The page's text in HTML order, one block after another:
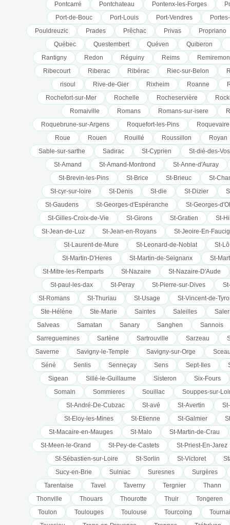
Pontcarré
Pontchateau Pontenx-les-Forges
Port-de-Bouc
Port-Louis Port-Vendres
Pouldreuzic
Prades Prêchac Privas
Propriano
Québec
Questembert Quéven
Quiberon
Rantigny
Redon Réguiny Reims
Ribecourt
Riberac Ribérac Riec-sur-Belon
risoul
Rive-de-Gier Rixheim Roanne
Rochefort-sur-Mer
Rochelle Rocheservière
Romaiville
Romans Romans-sur-isere
Roquebrune-sur-Argens
Roquefort-les-Pins
Roquevaire
Roue
Rouen Rouillé Roussillon
Royan
Sable-sur-sarthe
Sadirac St-Cyprien
St-dié-des-
St-Amand
St-Amand-Montrond
St-Anne-d'Auray
St-Brevin-les-Pins
St-Brice St-Brieuc
St-
St-cyr-sur-loire
St-Denis St-die St-Dizier
St-Gaudens
St-Georges-d'Espéranche
St-Georges-
St-Gilles-Croix-de-Vie
St-Girons St-Gratien
St-
St-Jean-de-Luz
St-Jean-en-Royans
St-Jeoire-En-
St-Laurent-de-Mure
St-Leonard-de-Noblat
St-Lô
St-Martin-D'Heres
St-Martin-de-Seignanx
St-
St-Mitre-les-Remparts
St-Nazaire
St-Nazaire-D'Aude
St-paul-les-dax
St-Peray St-Pierre-sur-Dives
St-Romans
St-Thuriau St-Usage
St-Vincent-de-
Ste-Hélène
Ste-Marie Saintes Saleilles
Salveas
Samatan Sanary Sanghen
Sannois
Sarreguemines
Sartène Sartrouville Sarzeau
Saverne
Savigny-le-Temple Savigny-sur-Orge
Séné
Senlis Senneçay Sens Sept-Iles
Sigean
Sillé-le-Guillaume Sisteron
Six-Fours
Somain
Sommieres Souillac
Souppes-sur-
St-André-De-Cubzac
St-avé St-Avertin
St-Eloy-les-Mines
St-Etienne St-Galmier
St-Macaire-en-Mauges
St-Malo
St-Martin-de-Crau
St-Meen-le-Grand
St-Pey-de-Castets
St-Priest-En-Jarez
St-Sébastien-sur-Loire
St-Sorlin St-Victoret
Sucy-en-Brie
Sulniac Suresnes
Surgères
Tarentaise
Tavel Taverny Tergnier
Thann
Thonville
Thouars Thourotte Thuir
Tongeren
Toulon
Toulouges Toulouse Tourcoing
Tournai